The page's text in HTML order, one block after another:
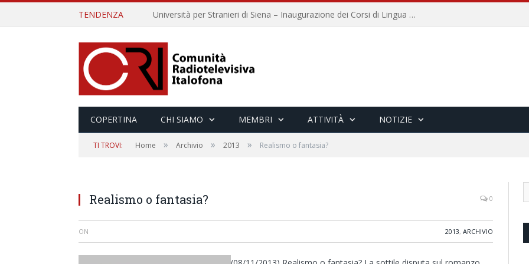
TENDENZA Università per Stranieri di Siena – Inaugurazione dei Corsi di Lingua e Cultura Italiana, 109a annata
COPERTINA CHI SIAMO MEMBRI ATTIVITÀ NOTIZIE
TI TROVI: Home » Archivio » 2013 » Realismo o fantasia?
Realismo o fantasia? 0
ON 2013, ARCHIVIO